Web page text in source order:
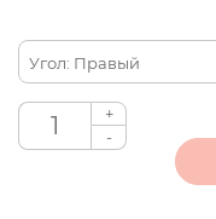
Угол: Правый
+
-